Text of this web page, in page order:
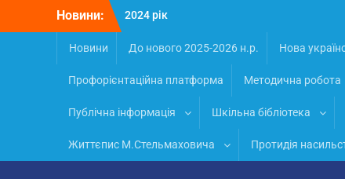
Новини:
2024 рік
2026 рік
Новини До нового 2025-2026 н.р. Нова
Профорієнтаційна платформа Методична робота
Публічна інформація Шкільна бібліотека
Життєпис М.Стельмаховича Протидія